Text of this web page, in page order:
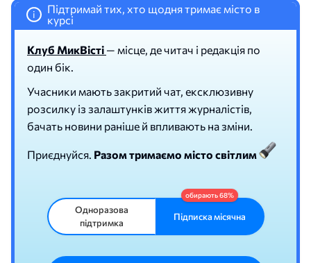
i
Підтримай тих, хто щодня тримає місто в
курсі
Клуб МикВісті — місце, де читач і редакція по
один бік.
Учасники мають закритий чат, ексклюзивну
розсилку із залаштунків життя журналістів,
бачать новини раніше й впливають на зміни.
Приєднуйся. Разом тримаємо місто світлим
Одноразова
підтримка
Підписка місячна